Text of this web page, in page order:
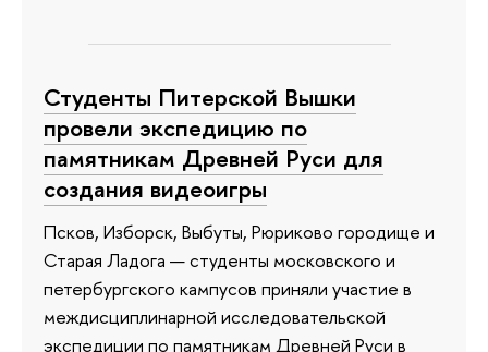
Студенты Питерской Вышки
провели экспедицию по
памятникам Древней Руси для
создания видеоигры
Псков, Изборск, Выбуты, Рюриково городище и
Старая Ладога — студенты московского и
петербургского кампусов приняли участие в
междисциплинарной исследовательской
экспедиции по памятникам Древней Руси в